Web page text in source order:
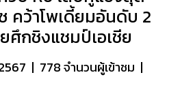
คว้าโพเดี้ยมอันดับ 2
ศึกชิงแชมป์เอเชีย
| 778 จำนวนผู้เข้าชม |